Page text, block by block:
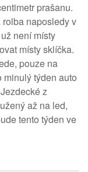
prašanu.
naposledy v
není místy
místy sklíčka.
pouze na
týden auto
z
až na led,
tento týden ve